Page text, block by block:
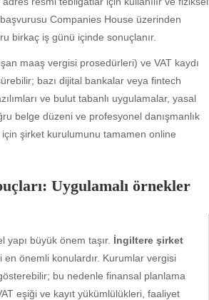
Companies House üzerinden
birkaç iş günü içinde sonuçlanır.
maaş vergisi prosedürleri) ve VAT kaydı
bazı dijital bankalar veya fintech
ve bulut tabanlı uygulamalar, yasal
belge düzeni ve profesyonel danışmanlık
şirket kurulumunu tamamen online
Uygulamalı örnekler
büyük önem taşır. İngiltere şirket
önemli konulardır. Kurumlar vergisi
bu nedenle finansal planlama
eşiği ve kayıt yükümlülükleri, faaliyet